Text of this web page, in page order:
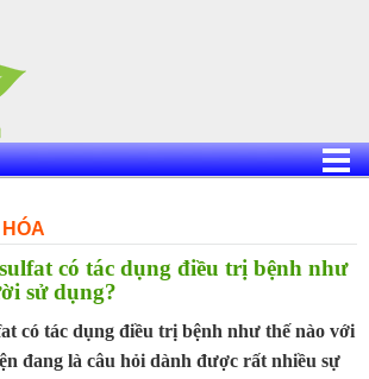
có tác dụng điều trị bệnh như
sử dụng?
có tác dụng điều trị bệnh như thế nào với
đang là câu hỏi dành được rất nhiều sự